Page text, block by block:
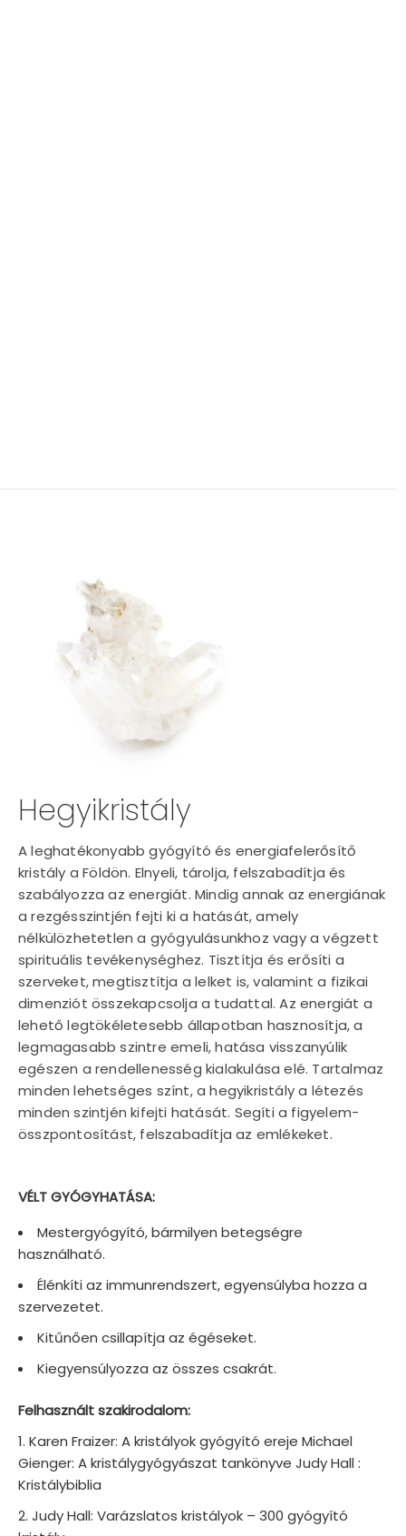
Hegyikristály
A leghatékonyabb gyógyító és energiafelerősítő
kristály a Földön. Elnyeli, tárolja, felszabadítja és
szabályozza az energiát. Mindig annak az energiának
a rezgésszintjén fejti ki a hatását, amely
nélkülözhetetlen a gyógyulásunkhoz vagy a végzett
spirituális tevékenységhez. Tisztítja és erősíti a
szerveket, megtisztítja a lelket is, valamint a fizikai
dimenziót összekapcsolja a tudattal. Az energiát a
lehető legtökéletesebb állapotban hasznosítja, a
legmagasabb szintre emeli, hatása visszanyúlik
egészen a rendellenesség kialakulása elé. Tartalmaz
minden lehetséges színt, a hegyikristály a létezés
minden szintjén kifejti hatását. Segíti a figyelem-
összpontosítást, felszabadítja az emlékeket.
VÉLT GYÓGYHATÁSA:
Mestergyógyító, bármilyen betegségre
használható.
Élénkíti az immunrendszert, egyensúlyba hozza a
szervezetet.
Kitűnően csillapítja az égéseket.
Kiegyensúlyozza az összes csakrát.
Felhasznált szakirodalom:
Karen Fraizer: A kristályok gyógyító ereje Michael
Gienger: A kristálygyógyászat tankönyve Judy Hall :
Kristálybiblia
Judy Hall: Varázslatos kristályok – 300 gyógyító